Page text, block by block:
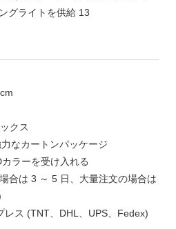
クス
なカートンパッケージ
ラーを受け入れる
合は 3 ～ 5 日、大量注文の場合は
レス (TNT、DHL、UPS、Fedex)